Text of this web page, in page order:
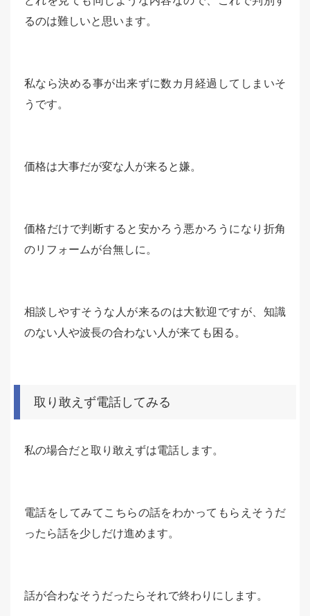
るのは難しいと思います。
私なら決める事が出来ずに数カ月経過してしまいそ
うです。
価格は大事だが変な人が来ると嫌。
価格だけで判断すると安かろう悪かろうになり折角
のリフォームが台無しに。
相談しやすそうな人が来るのは大歓迎ですが、知識
のない人や波長の合わない人が来ても困る。
取り敢えず電話してみる
私の場合だと取り敢えずは電話します。
電話をしてみてこちらの話をわかってもらえそうだ
ったら話を少しだけ進めます。
話が合わなそうだったらそれで終わりにします。